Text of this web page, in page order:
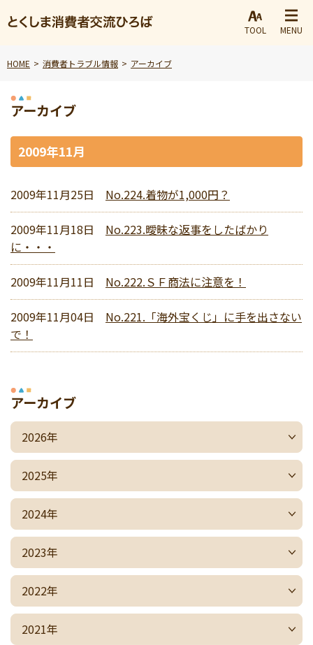
TOOL MENU
HOME 消費者トラブル情報 アーカイブ
アーカイブ
2009年11月
2009年11月25日 No.224.着物が1,000円？
2009年11月18日
No.223.曖昧な返事をしたばかり
に・・・
2009年11月11日 No.222.ＳＦ商法に注意を！
2009年11月04日
No.221.「海外宝くじ」に手を出さない
で！
アーカイブ
2026年
2025年
2024年
2023年
2022年
2021年